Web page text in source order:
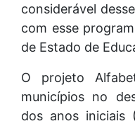
considerável
com esse
de Estado de
O projeto
municípios no
dos anos iniciais